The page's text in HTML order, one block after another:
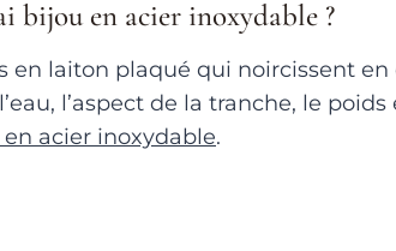
bijou en acier inoxydable ?
en laiton plaqué qui noircissent
l’aspect de la tranche, le
acier inoxydable.